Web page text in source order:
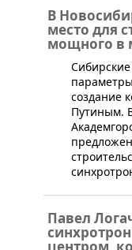
В
место для
мощного в
создание
Путиным.
Павел
центром,